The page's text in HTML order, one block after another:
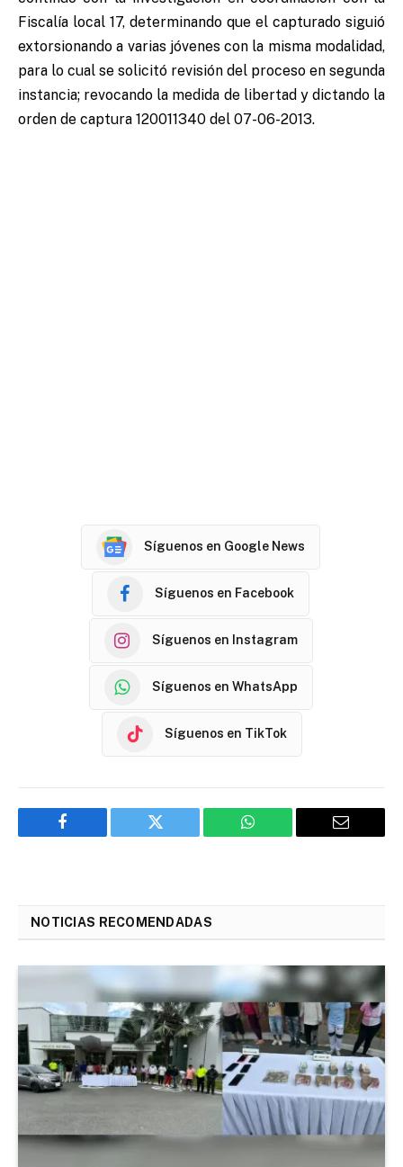
Fiscalía local 17, determinando que el capturado siguió
extorsionando a varias jóvenes con la misma modalidad,
para lo cual se solicitó revisión del proceso en segunda
instancia; revocando la medida de libertad y dictando la
orden de captura 120011340 del 07-06-2013.
Síguenos en Google News
Síguenos en Facebook
Síguenos en Instagram
Síguenos en WhatsApp
Síguenos en TikTok
Facebook Twitter WhatsApp Email
NOTICIAS RECOMENDADAS